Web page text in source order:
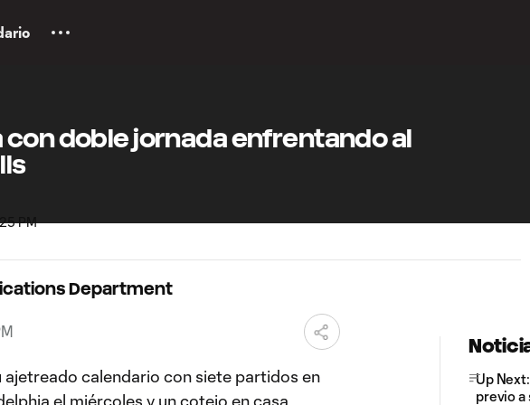
con doble jornada enfrentando al
Department
ajetreado calendario con siete partidos en
el miércoles y un cotejo en casa
Up
previo a